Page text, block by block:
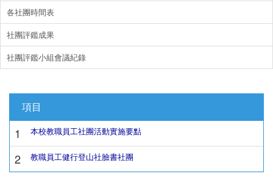
各社團時間表
社團評鑑成果
社團評鑑小組會議紀錄
項目
1 本校教職員工社團活動實施要點
2 教職員工健行登山社臉書社團